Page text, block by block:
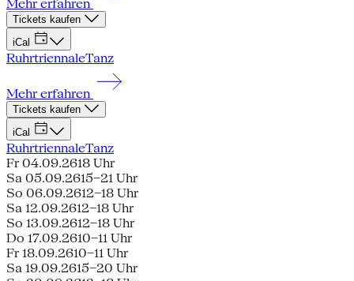
Mehr erfahren
Tickets kaufen
iCal
RuhrtriennaleTanz
Mehr erfahren
Tickets kaufen
iCal
RuhrtriennaleTanz
Fr 04.09.2618 Uhr
Sa 05.09.2615–21 Uhr
So 06.09.2612–18 Uhr
Sa 12.09.2612–18 Uhr
So 13.09.2612–18 Uhr
Do 17.09.2610–11 Uhr
Fr 18.09.2610–11 Uhr
Sa 19.09.2615–20 Uhr